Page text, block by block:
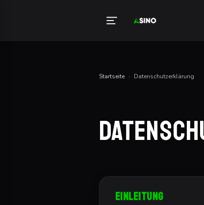
Startseite › Datenschutzerklärung
Einleitung